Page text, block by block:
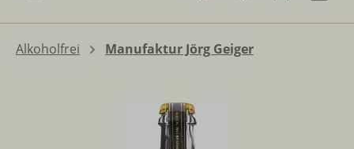
Alkoholfrei Manufaktur Jörg Geiger